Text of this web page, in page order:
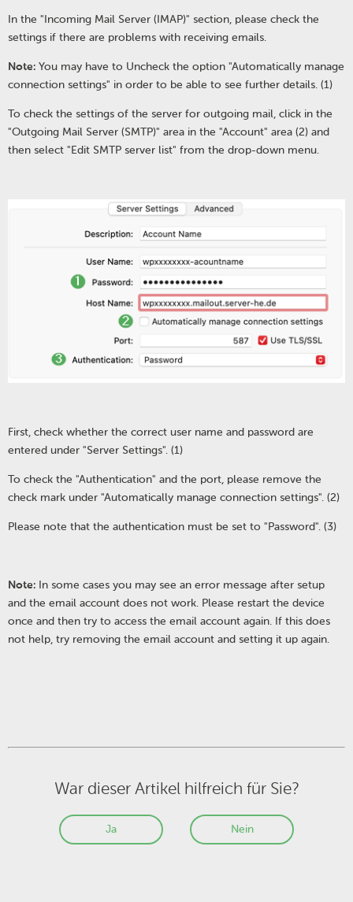
In the "Incoming Mail Server (IMAP)" section, please check the
settings if there are problems with receiving emails.
Note: You may have to Uncheck the option "Automatically manage
connection settings" in order to be able to see further details. (1)
To check the settings of the server for outgoing mail, click in the
"Outgoing Mail Server (SMTP)" area in the "Account" area (2) and
then select "Edit SMTP server list" from the drop-down menu.
First, check whether the correct user name and password are
entered under "Server Settings". (1)
To check the "Authentication" and the port, please remove the
check mark under "Automatically manage connection settings". (2)
Please note that the authentication must be set to "Password". (3)
Note: In some cases you may see an error message after setup
and the email account does not work. Please restart the device
once and then try to access the email account again. If this does
not help, try removing the email account and setting it up again.
War dieser Artikel hilfreich für Sie?
Ja Nein